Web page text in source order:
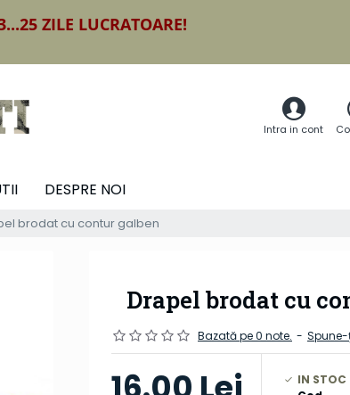
ZILE LUCRATOARE!
Intra in cont
DESPRE NOI
brodat cu contur galben
Drapel brodat cu
Bazată pe 0 note. -
IN STOC